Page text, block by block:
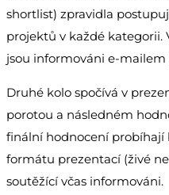
shortlist) zpravidla
projektů v každé kategorii.
jsou informováni e-
Druhé kolo spočívá v
porotou a následném
finální hodnocení probíhají
formátu prezentací (živé
soutěžící včas informováni.